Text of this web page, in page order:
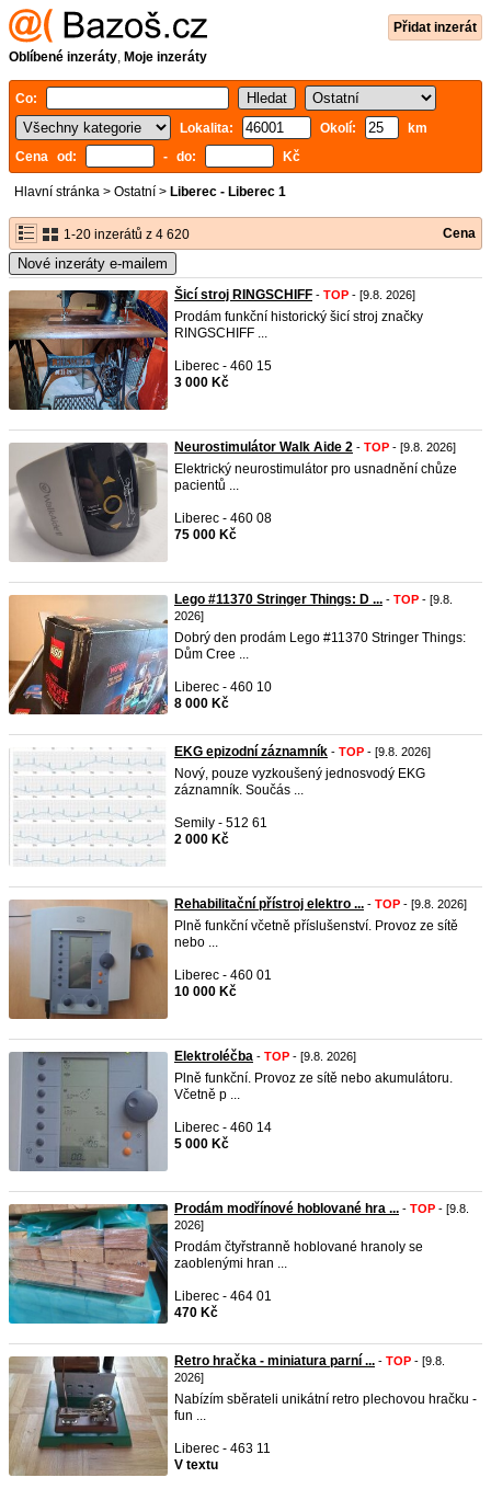
Přidat inzerát
Oblíbené inzeráty, Moje inzeráty
Co:
Lokalita:
Okolí:
km
Cena od:
- do: Kč
Hlavní stránka > Ostatní > Liberec - Liberec 1
1-20 inzerátů z 4 620 Cena
Nové inzeráty e-mailem
Šicí stroj RINGSCHIFF - TOP - [9.8. 2026]
Prodám funkční historický šicí stroj značky
RINGSCHIFF ...
Liberec - 460 15
3 000 Kč
Neurostimulátor Walk Aide 2 - TOP - [9.8. 2026]
Elektrický neurostimulátor pro usnadnění chůze
pacientů ...
Liberec - 460 08
75 000 Kč
Lego #11370 Stringer Things: D ... - TOP - [9.8.
2026]
Dobrý den prodám Lego #11370 Stringer Things:
Dům Cree ...
Liberec - 460 10
8 000 Kč
EKG epizodní záznamník - TOP - [9.8. 2026]
Nový, pouze vyzkoušený jednosvodý EKG
záznamník. Součás ...
Semily - 512 61
2 000 Kč
Rehabilitační přístroj elektro ... - TOP - [9.8. 2026]
Plně funkční včetně příslušenství. Provoz ze sítě
nebo ...
Liberec - 460 01
10 000 Kč
Elektroléčba - TOP - [9.8. 2026]
Plně funkční. Provoz ze sítě nebo akumulátoru.
Včetně p ...
Liberec - 460 14
5 000 Kč
Prodám modřínové hoblované hra ... - TOP - [9.8.
2026]
Prodám čtyřstranně hoblované hranoly se
zaoblenými hran ...
Liberec - 464 01
470 Kč
Retro hračka - miniatura parní ... - TOP - [9.8.
2026]
Nabízím sběrateli unikátní retro plechovou hračku -
fun ...
Liberec - 463 11
V textu